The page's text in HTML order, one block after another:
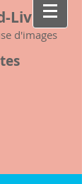
Livet
d'images